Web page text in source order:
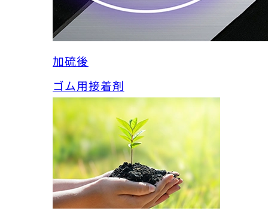
加硫後
ゴム用接着剤